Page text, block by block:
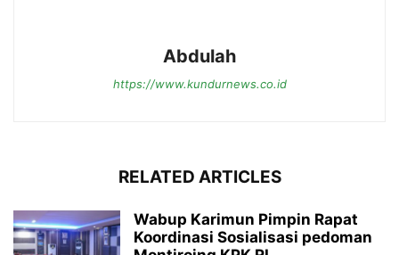
Abdulah
https://www.kundurnews.co.id
RELATED ARTICLES
Wabup Karimun Pimpin Rapat
Koordinasi Sosialisasi pedoman